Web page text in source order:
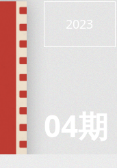
2023
04期